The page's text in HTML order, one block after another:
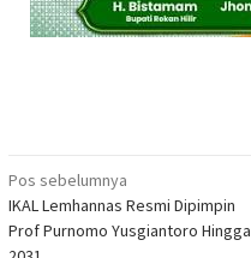
Navigasi
pos
Pos sebelumnya
IKAL Lemhannas Resmi Dipimpin
Prof Purnomo Yusgiantoro Hingga